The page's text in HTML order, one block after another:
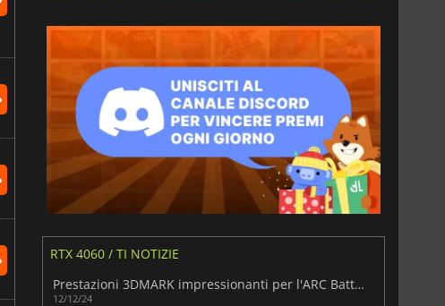
RTX 4060 / TI NOTIZIE
Prestazioni 3DMARK impressionanti per l'ARC Battlemage B580 di Intel
12/12/24